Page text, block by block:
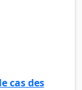
cas des